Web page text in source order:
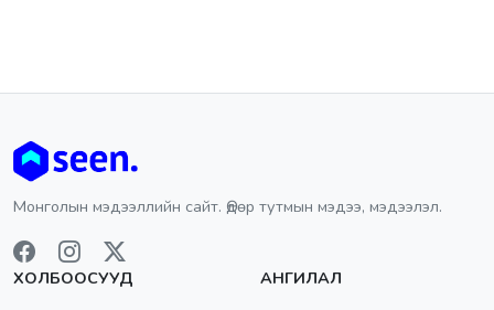
Монголын мэдээллийн сайт. Өдөр тутмын мэдээ, мэдээлэл.
ХОЛБООСУУД АНГИЛАЛ